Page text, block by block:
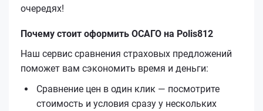
очередях!
Почему стоит оформить ОСАГО на Polis812
Наш сервис сравнения страховых предложений
поможет вам сэкономить время и деньги:
Сравнение цен в один клик — посмотрите
стоимость и условия сразу у нескольких